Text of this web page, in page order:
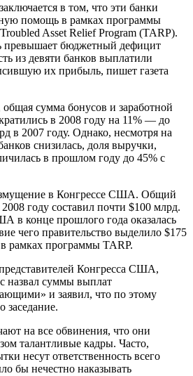
в том, что эти банки
помощь в рамках программы
Asset Relief Program (TARP).
превышает бюджетный дефицит
из девяти банков выплатили
их прибыль, пишет газета
сумма бонусов и заработной
в 2008 году на 11% — до
в 2007 году. Однако, несмотря на
снизилась, доля выручки,
в прошлом году до 45% с
в Конгрессе США. Общий
году составил почти $100 млрд.
в конце прошлого года оказалась
чего правительство выделило $175
рамках программы TARP.
Конгресса США,
назвал суммы выплат
и заявил, что по этому
заседание.
на все обвинения, что они
талантливые кадры. Часто,
несут ответственность всего
бы нечестно наказывать